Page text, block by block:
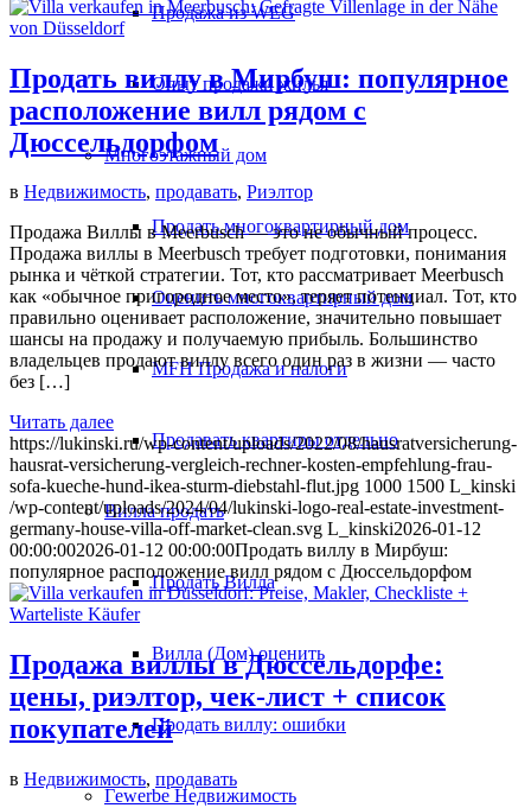
Продажа из WEG
Опыт продажи жилья
Многоэтажный дом
Продать многоквартирный дом
Оценить многоквартирный дом
MFH Продажа и налоги
Продавать квартиры отдельно
Виллапродать
Продать Вилла
Вилла (Дом) оценить
Продать виллу: ошибки
ГewerbeНедвижимость
Продать виллу в Мирбуш: популярное
расположение вилл рядом с
Дюссельдорфом
в Недвижимость, продавать, Риэлтор
Продажа Виллы в Meerbusch — это не обычный процесс.
Продажа виллы в Meerbusch требует подготовки, понимания
рынка и чёткой стратегии. Тот, кто рассматривает Meerbusch
как «обычное пригородное место», теряет потенциал. Тот, кто
правильно оценивает расположение, значительно повышает
шансы на продажу и получаемую прибыль. Большинство
владельцев продают виллу всего один раз в жизни — часто
без […]
Читать далее
https://lukinski.ru/wp-content/uploads/2022/08/hausratversicherung-
hausrat-versicherung-vergleich-rechner-kosten-empfehlung-frau-
sofa-kueche-hund-ikea-sturm-diebstahl-flut.jpg 1000 1500 L_kinski
/wp-content/uploads/2024/04/lukinski-logo-real-estate-investment-
germany-house-villa-off-market-clean.svg L_kinski2026-01-12
00:00:002026-01-12 00:00:00Продать виллу в Мирбуш:
популярное расположение вилл рядом с Дюссельдорфом
Продажа виллы в Дюссельдорфе:
цены, риэлтор, чек-лист + список
покупателей
в Недвижимость, продавать